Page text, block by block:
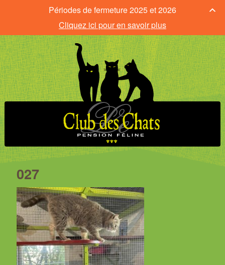
027
Périodes de fermeture 2025 et 2026
Cliquez ici pour en savoir plus